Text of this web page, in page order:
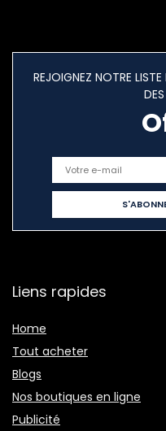
REJOIGNEZ NOTRE
Liens rapides
Home
Tout acheter
Blogs
Nos boutiques en ligne
Publicité